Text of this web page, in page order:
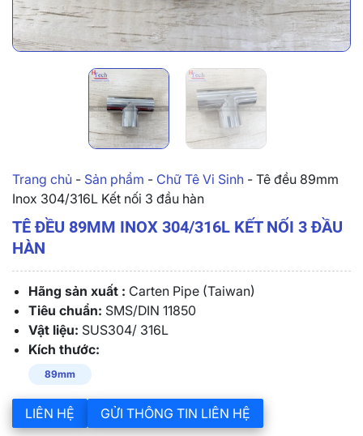
Trang chủ - Sản phẩm - Chữ Tê Vi Sinh - Tê đều 89mm
Inox 304/316L Kết nối 3 đầu hàn
TÊ ĐỀU 89MM INOX 304/316L KẾT NỐI 3 ĐẦU
HÀN
Hãng sản xuất : Carten Pipe (Taiwan)
Tiêu chuẩn: SMS/DIN 11850
Vật liệu: SUS304/ 316L
Kích thước:
89mm
LIÊN HỆ GỬI THÔNG TIN LIÊN HỆ